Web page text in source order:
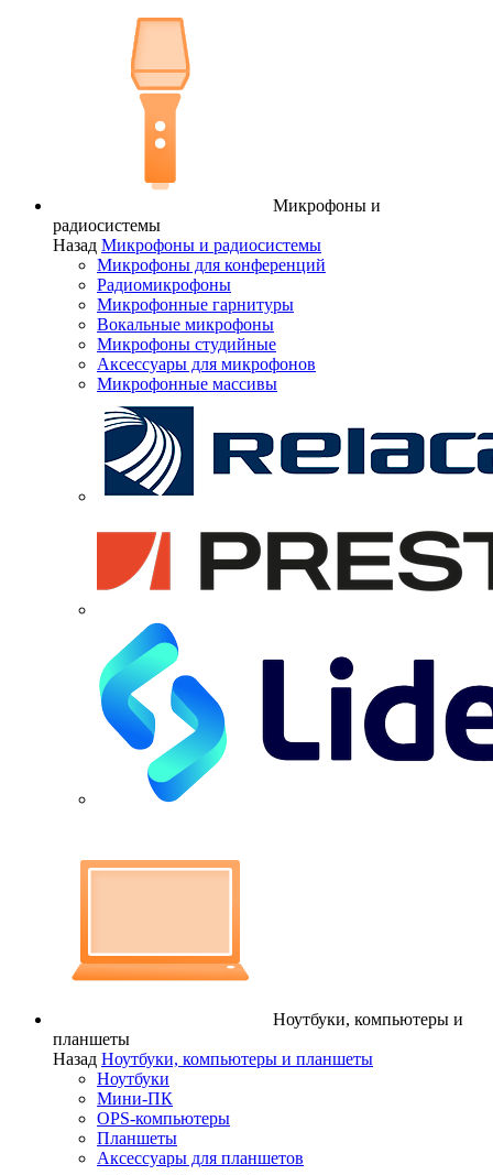
Микрофоны и
радиосистемы
Назад Микрофоны и радиосистемы
Микрофоны для конференций
Радиомикрофоны
Микрофонные гарнитуры
Вокальные микрофоны
Микрофоны студийные
Аксессуары для микрофонов
Микрофонные массивы
Ноутбуки, компьютеры и
планшеты
Назад Ноутбуки, компьютеры и планшеты
Ноутбуки
Мини-ПК
OPS-компьютеры
Планшеты
Аксессуары для планшетов